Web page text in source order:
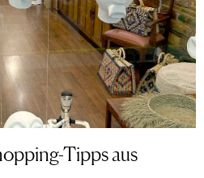
Tipps aus